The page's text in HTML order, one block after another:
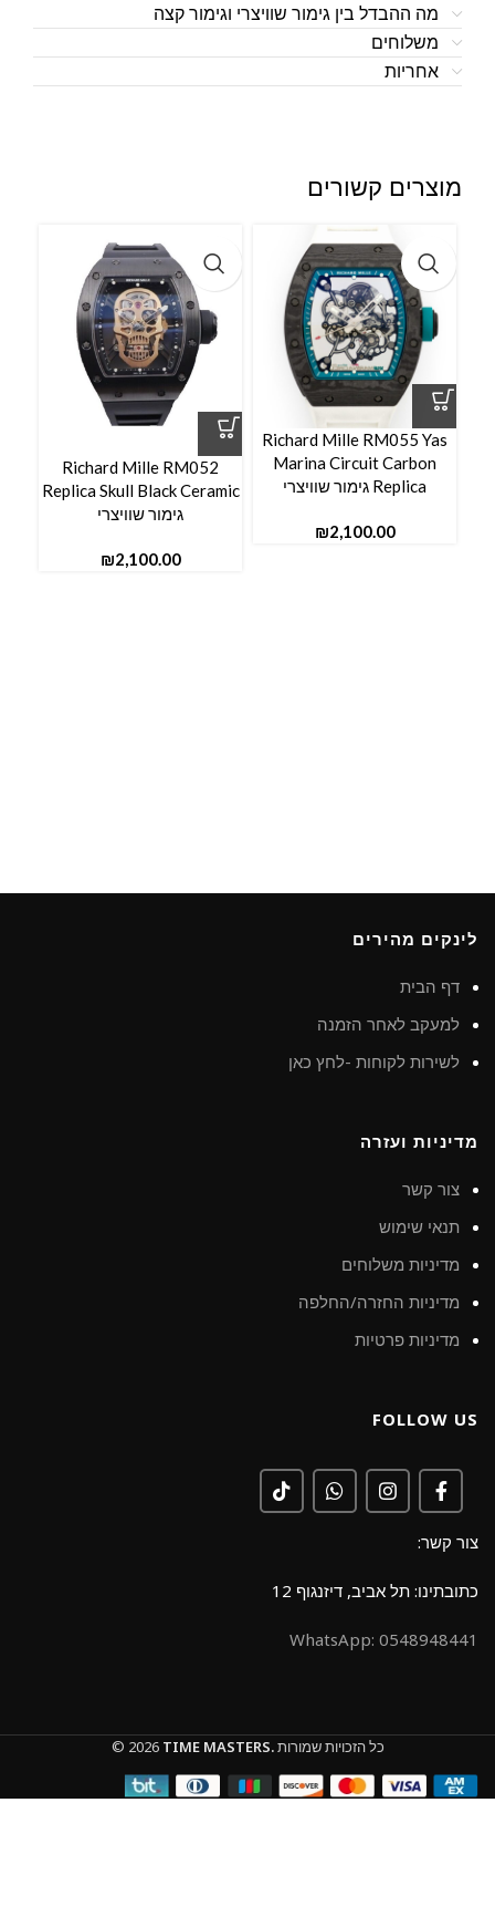
מה ההבדל בין גימור שוויצרי וגימור קצה
משלוחים
אחריות
מוצרים קשורים
Richard Mille RM055 Yas
Marina Circuit Carbon
Replica גימור שוויצרי
₪
Richard Mille RM052
Replica Skull Black Ceramic
גימור שוויצרי
₪
לינקים מהירים
דף הבית
למעקב לאחר הזמנה
לשירות לקוחות -לחץ כאן
מדיניות ועזרה
צור קשר
תנאי שימוש
מדיניות משלוחים
מדיניות החזרה/החלפה
מדיניות פרטיות
FOLLOW US
צור קשר:
כתובתינו: תל אביב, דיזנגוף 12
0548948441 :WhatsApp
© 2026 TIME MASTERS.כל הזכויות שמורות